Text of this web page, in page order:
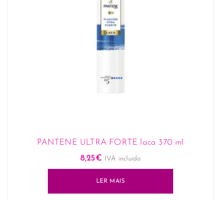
PANTENE ULTRA FORTE laca 370 ml
8,25€ IVA incluido
LER MAIS